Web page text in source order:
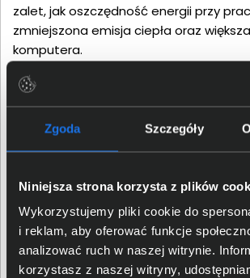
Zgoda Szczegóły
Niniejsza strona korzysta z plików
Wykorzystujemy pliki cookie do
i reklam, aby oferować funkcje
analizować ruch w naszej witrynie.
korzystasz z naszej witryny,
zalet, jak oszczędność energii przy
zmniejszona emisja ciepła oraz
komputera.